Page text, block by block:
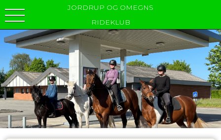
JORDRUP OG OMEGNS
RIDEKLUB